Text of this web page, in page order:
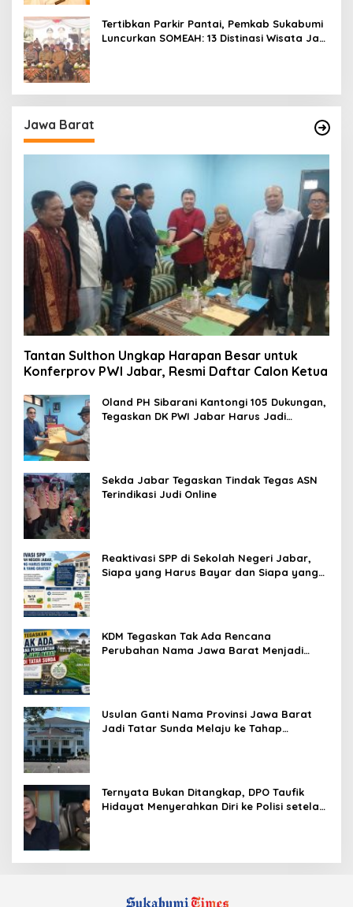
Tertibkan Parkir Pantai, Pemkab Sukabumi
Luncurkan SOMEAH: 13 Distinasi Wisata Jadi
Jawa Barat
Tantan Sulthon Ungkap Harapan Besar untuk
Konferprov PWI Jabar, Resmi Daftar Calon Ketua
Oland PH Sibarani Kantongi 105 Dukungan,
Tegaskan DK PWI Jabar Harus Jadi
Sekda Jabar Tegaskan Tindak Tegas ASN
Terindikasi Judi Online
Reaktivasi SPP di Sekolah Negeri Jabar,
Siapa yang Harus Bayar dan Siapa yang
KDM Tegaskan Tak Ada Rencana
Perubahan Nama Jawa Barat Menjadi
Usulan Ganti Nama Provinsi Jawa Barat
Jadi Tatar Sunda Melaju ke Tahap
Ternyata Bukan Ditangkap, DPO Taufik
Hidayat Menyerahkan Diri ke Polisi setelah